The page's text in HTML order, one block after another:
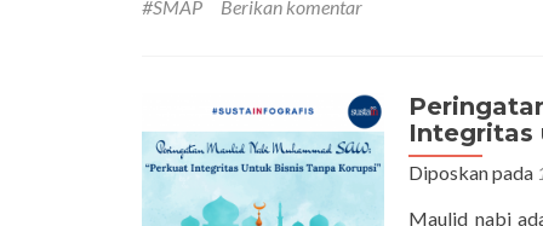
#SMAP Berikan komentar
Integritas
Diposkan pada
Maulid nabi